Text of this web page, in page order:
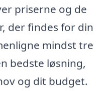
priserne og de
der findes for din
mindst tre
bedste løsning,
og dit budget.